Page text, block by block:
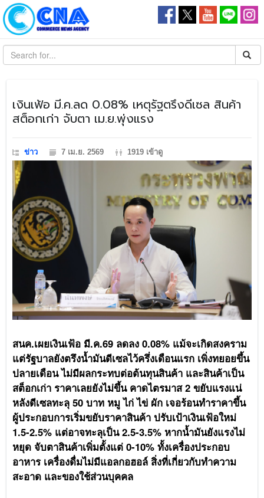
เงินเฟ้อ มี.ค.ลด 0.08% เหตุรัฐตรึงดีเซล สินค้า
สต็อกเก่า จับตา เม.ย.พุ่งแรง
ข่าว 7 เม.ย. 2569 1919 เข้าดู
สนค.เผยเงินเฟ้อ มี.ค.69 ลดลง 0.08% แม้จะเกิดสงคราม
แต่รัฐบาลยังตรึงน้ำมันดีเซลไว้ครึ่งเดือนแรก เพิ่งทยอยขึ้น
ปลายเดือน ไม่มีผลกระทบต่อต้นทุนสินค้า และสินค้าเป็น
สต็อกเก่า ราคาเลยยังไม่ขึ้น คาดไตรมาส 2 ขยับแรงแน่
หลังดีเซลทะลุ 50 บาท หมู ไก่ ไข่ ผัก เจอร้อนทำราคาขึ้น
ผู้ประกอบการเริ่มขยับราคาสินค้า ปรับเป้าเงินเฟ้อใหม่
1.5-2.5% แต่อาจทะลุเป็น 2.5-3.5% หากน้ำมันยังแรงไม่
หยุด จับตาสินค้าเพิ่มตั้งแต่ 0-10% ทั้งเครื่องประกอบ
อาหาร เครื่องดื่มไม่มีแอลกอฮอล์ สิ่งที่เกี่ยวกับทำความ
สะอาด และของใช้ส่วนบุคคล